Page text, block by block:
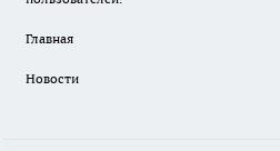
Главная
Новости